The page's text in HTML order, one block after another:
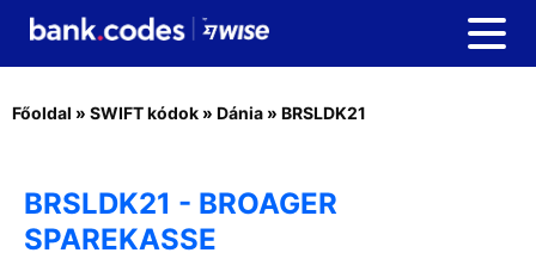
Főoldal » SWIFT kódok » Dánia » BRSLDK21
BRSLDK21 - BROAGER
SPAREKASSE